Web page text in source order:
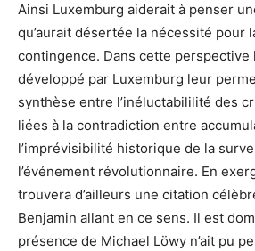
Ainsi Luxemburg aiderait à penser
qu’aurait désertée la nécessité pour
contingence. Dans cette perspective
développé par Luxemburg leur
synthèse entre l’inéluctabililité des
liées à la contradiction entre
l’imprévisibilité historique de la
l’événement révolutionnaire. En
trouvera d’ailleurs une citation
Benjamin allant en ce sens. Il est
présence de Michael Löwy n’ait pu